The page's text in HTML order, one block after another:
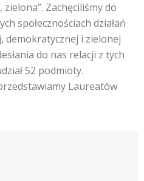
Zachęciliśmy do
społecznościach działań
demokratycznej i zielonej
do nas relacji z tych
52 podmioty.
Laureatów